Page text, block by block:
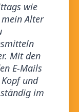
wie
Alter
Mit den
E‑Mails
und
im